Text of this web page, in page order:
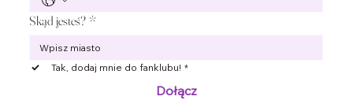
Skąd jesteś? *
Tak, dodaj mnie do fanklubu! *
Dołącz